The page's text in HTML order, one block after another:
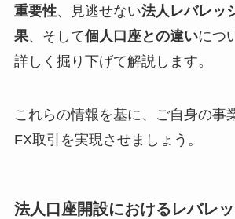
重要性、見逃せない法人レバレッ
果、そして個人口座との違いにつ
詳しく掘り下げて解説します。
これらの情報を基に、ご自身の事
FX取引を実現させましょう。
法人口座開設におけるレバレ